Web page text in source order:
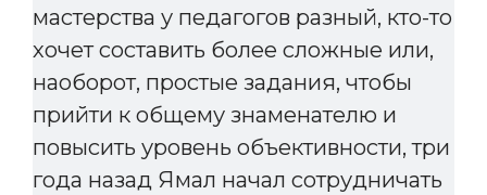
мастерства у педагогов разный, кто-то
хочет составить более сложные или,
наоборот, простые задания, чтобы
прийти к общему знаменателю и
повысить уровень объективности, три
года назад Ямал начал сотрудничать